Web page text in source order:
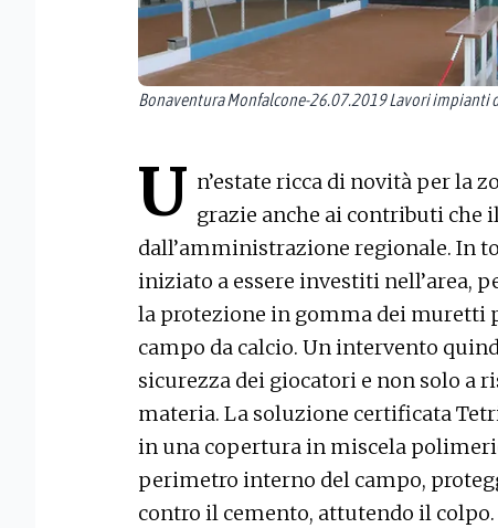
Bonaventura Monfalcone-26.07.2019 Lavori impianti
U n’estate ricca di novità per la
grazie anche ai contributi che
dall’amministrazione regionale. In
iniziato a essere investiti nell’area,
la protezione in gomma dei
campo da calcio. Un intervento
sicurezza dei giocatori e non solo a
materia. La soluzione certificata
in una copertura in miscela
perimetro interno del campo,
contro il cemento, attutendo il colpo.